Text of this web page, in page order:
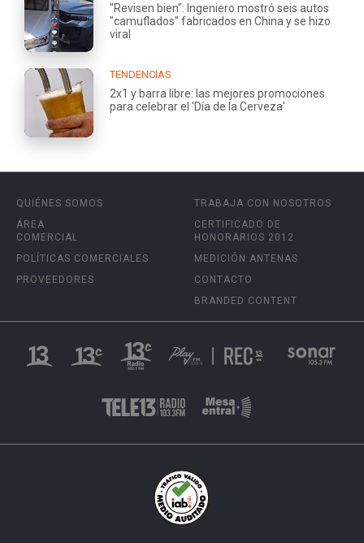
"Revisen bien": Ingeniero mostró seis autos
"camuflados" fabricados en China y se hizo
viral
TENDENCIAS
2x1 y barra libre: las mejores promociones
para celebrar el 'Día de la Cerveza'
QUIÉNES SOMOS
ÁREA
COMERCIAL
POLÍTICAS COMERCIALES
PROVEEDORES
TRABAJA CON NOSOTROS
CERTIFICADO DE
HONORARIOS 2012
MEDICIÓN ANTENAS
CONTACTO
BRANDED CONTENT